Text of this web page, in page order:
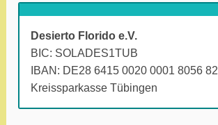
Desierto Florido e.V.
BIC: SOLADES1TUB
IBAN: DE28 6415 0020 0001 8056 82
Kreissparkasse Tübingen